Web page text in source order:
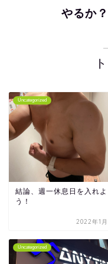
やるか
Uncategorized
結論、週一休息日を入れよ
う！
2022年1
Uncategorized